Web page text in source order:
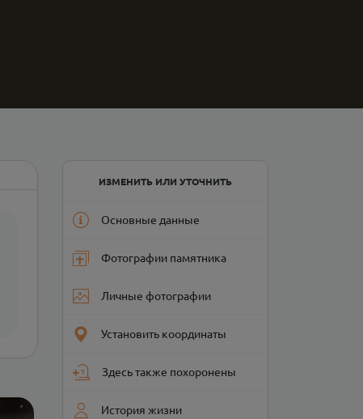
ИЗМЕНИТЬ ИЛИ УТОЧНИТЬ
Основные данные
Фотографии памятника
Личные фотографии
Установить координаты
Здесь также похоронены
История жизни